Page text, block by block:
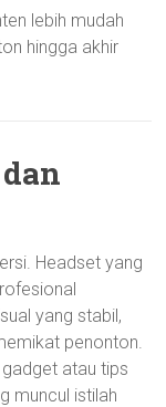
lebih mudah
hingga akhir
Headset yang
yang stabil,
penonton.
atau tips
muncul istilah